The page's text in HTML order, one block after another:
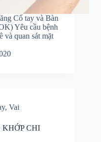
Cổ tay và Bàn
Yêu cầu bệnh
và quan sát mặt
, Vai
CHI